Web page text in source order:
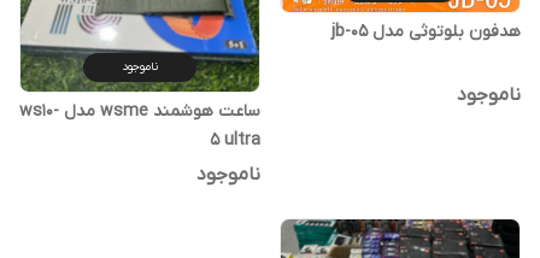
هدفون بلوتوثی مدل jb-05
ناموجود
ناموجود
ساعت هوشمند wsme مدل ws10-
5 ultra
ناموجود